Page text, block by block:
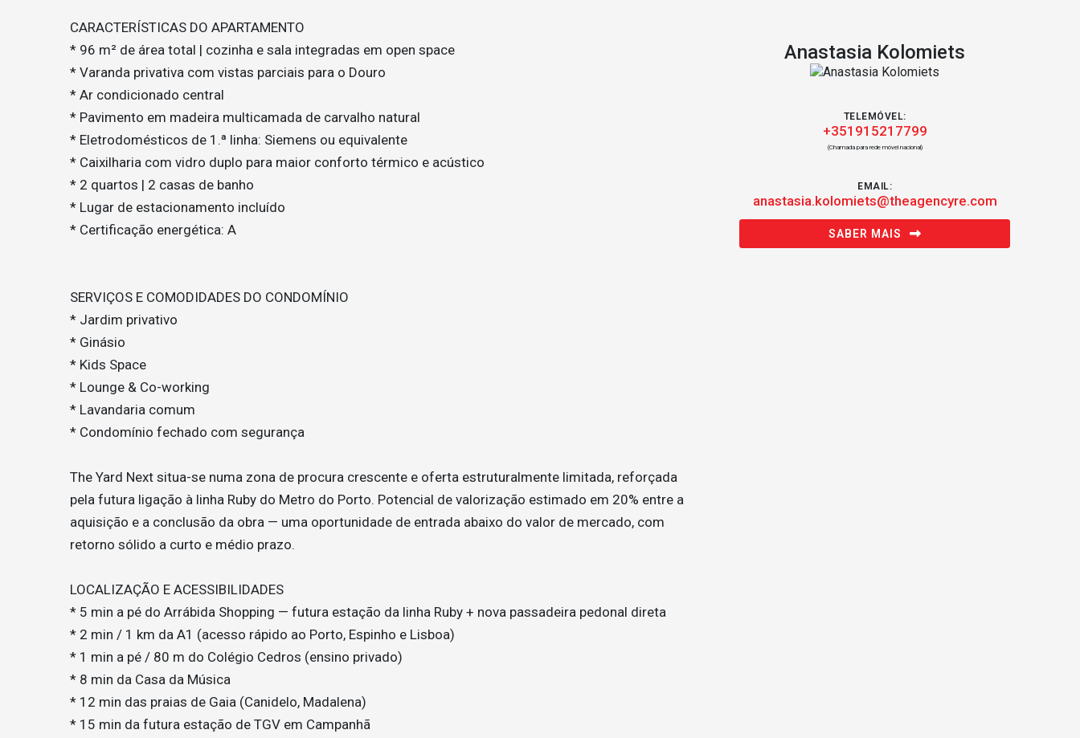
CARACTERÍSTICAS DO APARTAMENTO
* 96 m² de área total | cozinha e sala integradas em open space
* Varanda privativa com vistas parciais para o Douro
* Ar condicionado central
* Pavimento em madeira multicamada de carvalho natural
* Eletrodomésticos de 1.ª linha: Siemens ou equivalente
* Caixilharia com vidro duplo para maior conforto térmico e acústico
* 2 quartos | 2 casas de banho
* Lugar de estacionamento incluído
* Certificação energética: A
SERVIÇOS E COMODIDADES DO CONDOMÍNIO
* Jardim privativo
* Ginásio
* Kids Space
* Lounge & Co-working
* Lavandaria comum
* Condomínio fechado com segurança
The Yard Next situa-se numa zona de procura crescente e oferta estruturalmente limitada, reforçada
pela futura ligação à linha Ruby do Metro do Porto. Potencial de valorização estimado em 20% entre a
aquisição e a conclusão da obra — uma oportunidade de entrada abaixo do valor de mercado, com
retorno sólido a curto e médio prazo.
LOCALIZAÇÃO E ACESSIBILIDADES
* 5 min a pé do Arrábida Shopping — futura estação da linha Ruby + nova passadeira pedonal direta
* 2 min / 1 km da A1 (acesso rápido ao Porto, Espinho e Lisboa)
* 1 min a pé / 80 m do Colégio Cedros (ensino privado)
* 8 min da Casa da Música
* 12 min das praias de Gaia (Canidelo, Madalena)
* 15 min da futura estação de TGV em Campanhã
Anastasia Kolomiets
TELEMÓVEL:
+351915217799
(Chamada para rede móvel nacional)
EMAIL:
anastasia.kolomiets@theagencyre.com
SABER MAIS